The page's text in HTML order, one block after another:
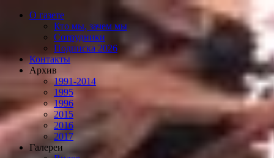
О газете
Кто мы, зачем мы
Сотрудники
Подписка 2026
Контакты
Архив
1991-2014
1995
1996
2015
2016
2017
Галереи